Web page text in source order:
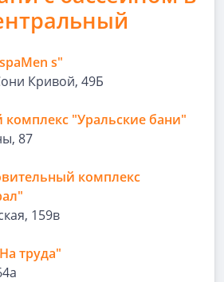
s"
Кривой, 49Б
комплекс "Уральские бани"
87
комплекс
159в
труда"